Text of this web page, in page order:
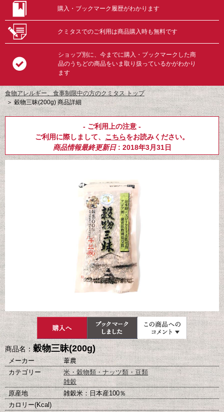
購入・ブックマーク履歴がわかります
クミタスでのご利用は商品購入時も無料です
ショップ別に、今までに購入・ブックマークした商
品のうちどの商品をいま取り扱っているかがわかり
ます
食物アレルギー、食事制限中の方のクミタス トップ
＞穀物三昧(200g) 商品詳細
- ご利用上の注意 -
ご利用に際しまして、 こちらをお読みください。
商品情報最終更新日: 2018年3月31日
商品名：穀物三昧(200g)
メーカー
葦農
カテゴリー
米・穀物類・ナッツ類・豆類
雑穀
原産地
雑穀米：日本産100％
カロリー(Kcal)